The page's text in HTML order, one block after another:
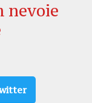
nevoie